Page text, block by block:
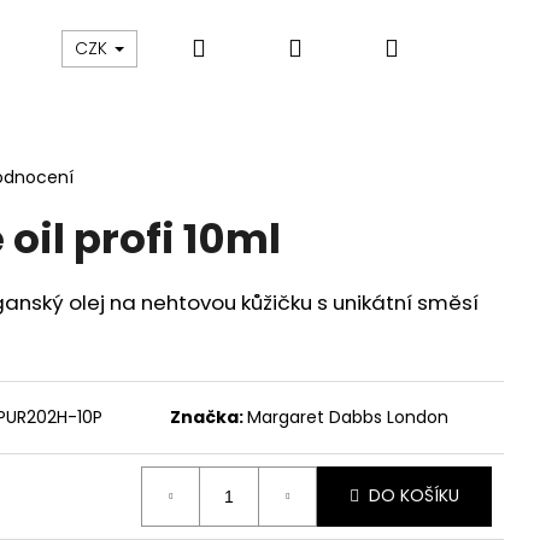
%Akce Značky
CZK Hledat PřihlášeníNákupní
oil profi 10ml
olej na nehtovou kůžičku s unikátní směsí
10P Značka:Margaret Dabbs London
DO KOŠÍKU
BODY OIL